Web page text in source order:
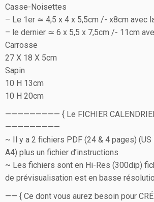
Casse-Noisettes
– Le 1er ≃ 4,5 x 4 x 5,5cm /- x8cm avec
– le dernier ≃ 6 x 5,5 x 7,5cm /- 11cm
Carrosse
27 X 18 X 5cm
Sapin
10 H 13cm
10 H 20cm
————————— { Le FICHIER CALENDRIER
—————————
~ Il y a 2 fichiers PDF (24 & 4 pages)
A4) plus un fichier d’instructions
~ Les fichiers sont en Hi-Res (300dip)
de prévisualisation est en basse
—— { Ce dont vous aurez besoin pour